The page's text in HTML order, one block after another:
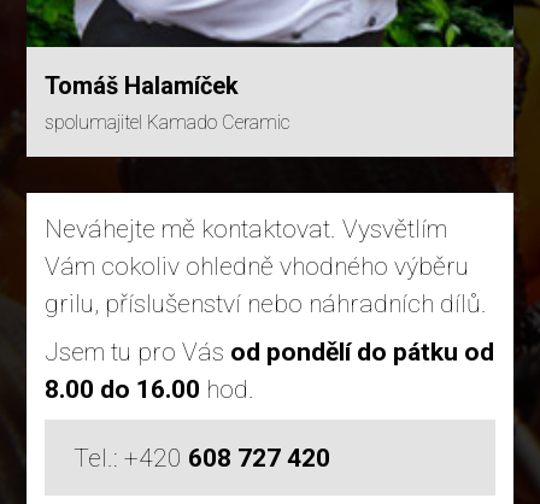
Tomáš Halamíček
spolumajitel Kamado Ceramic
Neváhejte mě kontaktovat. Vysvětlím
Vám cokoliv ohledně vhodného výběru
grilu, příslušenství nebo náhradních dílů.
Jsem tu pro Vás od pondělí do pátku od
8.00 do 16.00 hod.
Tel.: +420 608 727 420